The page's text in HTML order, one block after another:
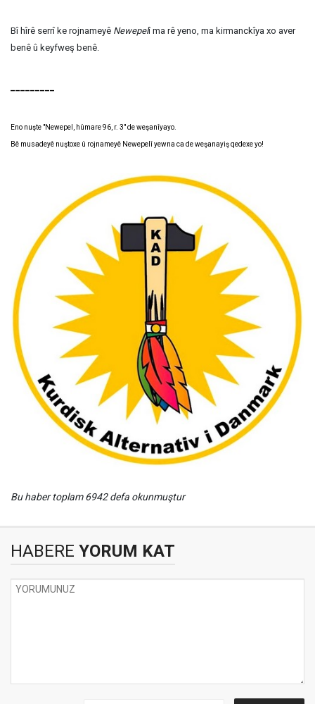
Bî hîrê serrî ke rojnameyê Newepelî ma rê yeno, ma kirmanckîya xo aver
benê û keyfweş benê.
_________
Eno nuşte "Newepel, hûmare 96, r. 3" de weşanîyayo.
Bê musadeyê nuştoxe û rojnameyê Newepelî yewna ca de weşanayiş qedexe yo!
Bu haber toplam 6942 defa okunmuştur
HABERE YORUM KAT